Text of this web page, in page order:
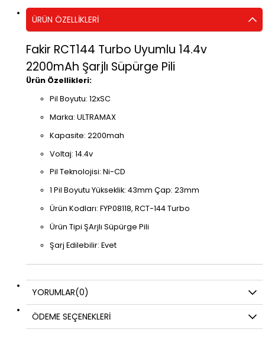
ÜRÜN ÖZELLIKLERI
Fakir RCT144 Turbo Uyumlu 14.4v
2200mAh Şarjlı Süpürge Pili
Ürün Özellikleri:
Pil Boyutu: 12xSC
Marka: ULTRAMAX
Kapasite: 2200mah
Voltaj: 14.4v
Pil Teknolojisi: Ni-CD
1 Pil Boyutu Yükseklik: 43mm Çap: 23mm
Ürün Kodları: FYP08118, RCT-144 Turbo
Ürün Tipi ŞArjlı Süpürge Pili
Şarj Edilebilir: Evet
YORUMLAR(0)
ÖDEME SEÇENEKLERI